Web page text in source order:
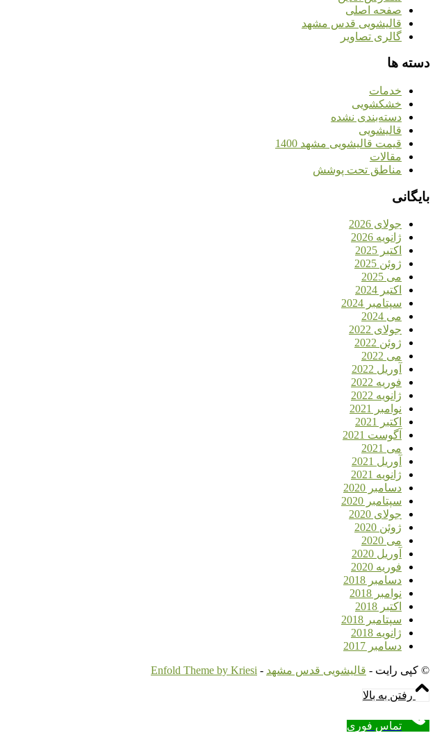
صفحه اصلی
قالیشویی قدس مشهد
گالری تصاویر
دسته ها
خدمات
خشکشویی
دسته‌بندی نشده
قالیشویی
قیمت قالیشویی مشهد 1400
مقالات
مناطق تحت پوشش
بایگانی
جولای 2026
ژانویه 2026
اکتبر 2025
ژوئن 2025
می 2025
اکتبر 2024
سپتامبر 2024
می 2024
جولای 2022
ژوئن 2022
می 2022
آوریل 2022
فوریه 2022
ژانویه 2022
نوامبر 2021
اکتبر 2021
آگوست 2021
می 2021
آوریل 2021
ژانویه 2021
دسامبر 2020
سپتامبر 2020
جولای 2020
ژوئن 2020
می 2020
آوریل 2020
فوریه 2020
دسامبر 2018
نوامبر 2018
اکتبر 2018
سپتامبر 2018
ژانویه 2018
دسامبر 2017
© کپی رایت - قالیشویی قدس مشهد -
Enfold Theme by Kriesi
رفتن به بالا
تماس فوری